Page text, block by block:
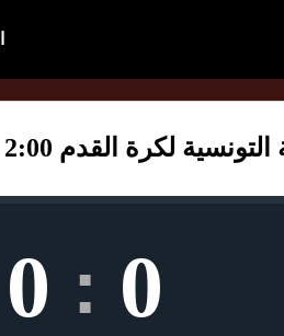
لكرة القدم 2:00
0
:
0